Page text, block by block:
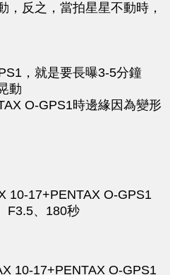
，反之，當拍星星不動時，
，就是要長曝3-5分鐘
動
O-GPS1時邊緣因為變形
10-17+PENTAX O-GPS1
F3.5、180秒
10-17+PENTAX O-GPS1